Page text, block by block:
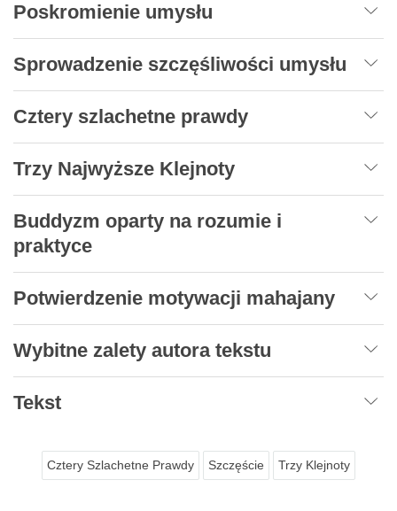
Poskromienie umysłu
Sprowadzenie szczęśliwości umysłu
Cztery szlachetne prawdy
Trzy Najwyższe Klejnoty
Buddyzm oparty na rozumie i
praktyce
Potwierdzenie motywacji mahajany
Wybitne zalety autora tekstu
Tekst
Cztery Szlachetne Prawdy Szczęście Trzy Klejnoty